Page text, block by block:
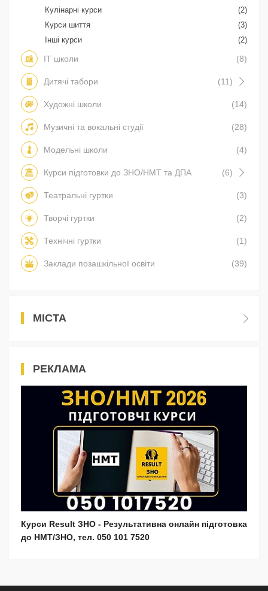
Кулінарні курси
(2)
Курси шиття
(3)
Інші курси
(2)
IT школи (8)
Дитячі табори (11)
Художні школи (14)
Музичні та вокальні студії (28)
Модельні школи (4)
Курси підготовки до ЗНО/НМТ та ДПА (6)
Театральні гуртки (3)
Творчі гуртки (2)
Технічні гуртки (1)
Заклади позашкільної освіти (39)
МІСТА
РЕКЛАМА
Курси Result ЗНО - Результативна онлайн підготовка
до НМТ/ЗНО, тел. 050 101 7520